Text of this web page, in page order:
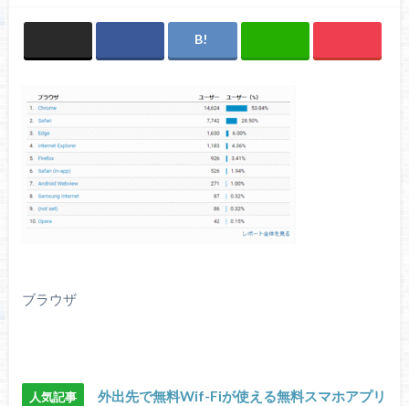
ブラウザ
人気記事
外出先で無料Wif-Fiが使える無料スマホアプリ